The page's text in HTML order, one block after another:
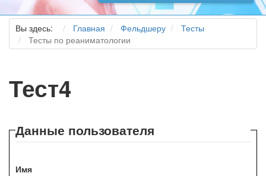
Вы здесь: Главная Фельдшеру
Тесты
Тесты по реаниматологии
Тест4
Данные пользователя
Имя